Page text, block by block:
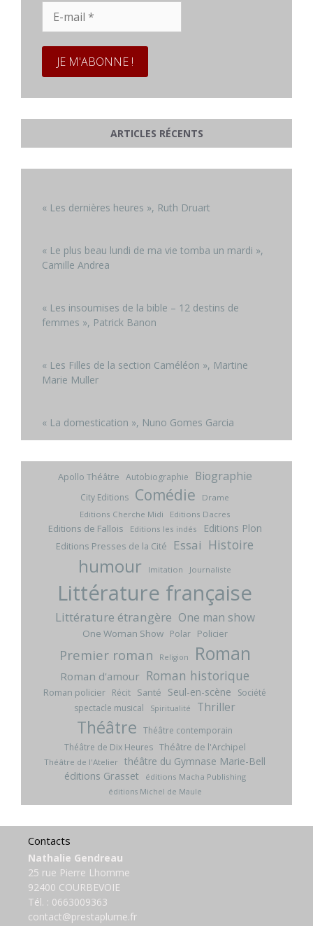
mail
ARTICLES RÉCENTS
« Les dernières heures », Ruth Druart
« Le plus beau lundi de ma vie tomba un mardi »,
Camille Andrea
« Les insoumises de la bible – 12 destins de
femmes », Patrick Banon
« Les Filles de la section Caméléon », Martine
Marie Muller
« La domestication », Nuno Gomes Garcia
Apollo Théâtre Autobiographie Biographie
City Editions Comédie
Drame
Editions Cherche Midi
Editions Dacres
Editions de Fallois Editions les indés Editions Plon
Editions Presses de la Cité Essai Histoire
humour Imitation Journaliste
Littérature française
Littérature étrangère One man show
One Woman Show Polar Policier
Premier roman Religion Roman
Roman d'amour Roman historique
Roman policier Récit Santé Seul-en-scène
Société
spectacle musical
Spiritualité Thriller
Théâtre Théâtre contemporain
Théâtre de Dix Heures Théâtre de l'Archipel
Théâtre de l'Atelier théâtre du Gymnase Marie-Bell
éditions Grasset
éditions Macha Publishing
éditions Michel de Maule
Contacts
Nathalie Gendreau
25 rue Pierre Lhomme
92400 COURBEVOIE
Tél. : 0663009363
contact@prestaplume.fr